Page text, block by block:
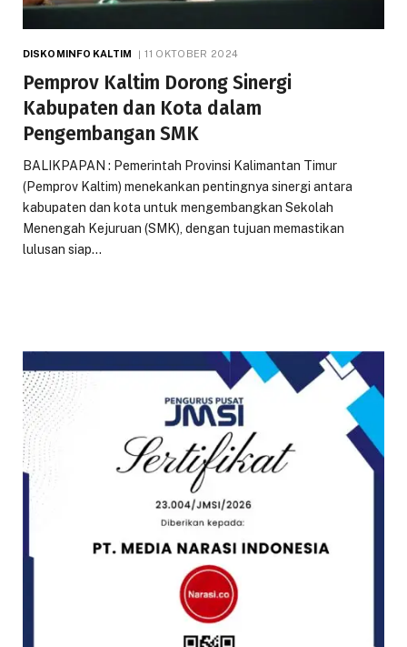
DISKOMINFO KALTIM 11 OKTOBER 2024
Pemprov Kaltim Dorong Sinergi
Kabupaten dan Kota dalam
Pengembangan SMK
BALIKPAPAN : Pemerintah Provinsi Kalimantan Timur
(Pemprov Kaltim) menekankan pentingnya sinergi antara
kabupaten dan kota untuk mengembangkan Sekolah
Menengah Kejuruan (SMK), dengan tujuan memastikan
lulusan siap…